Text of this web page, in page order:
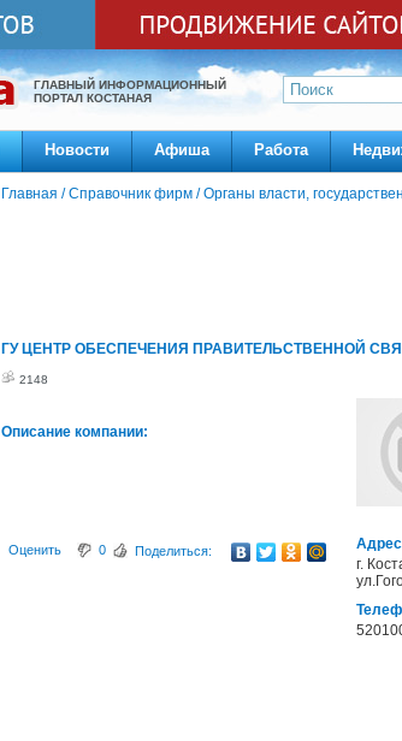
ГЛАВНЫЙ ИНФОРМАЦИОННЫЙ
ПОРТАЛ КОСТАНАЯ
Новости Афиша Работа
Главная /Справочник фирм /Органы власти,
ГУ ЦЕНТР ОБЕСПЕЧЕНИЯ ПРАВИТЕЛЬСТВЕННОЙ
2148
Описание компании:
Адрес
г.
Оценить 0 Поделиться: